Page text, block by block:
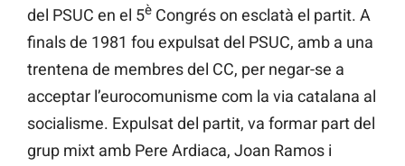
del PSUC en el 5è Congrés on esclatà el partit. A
finals de 1981 fou expulsat del PSUC, amb a una
trentena de membres del CC, per negar-se a
acceptar l’eurocomunisme com la via catalana al
socialisme. Expulsat del partit, va formar part del
grup mixt amb Pere Ardiaca, Joan Ramos i